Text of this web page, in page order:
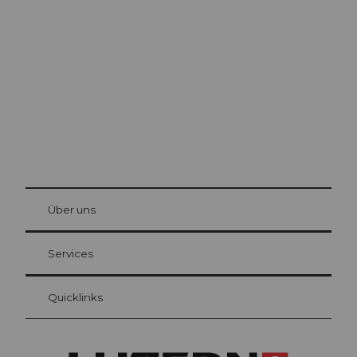
Gästekarte Luzern
Ihre Vorteile als Übernachtungsgast
at Bre
Über uns
Services
Quicklinks